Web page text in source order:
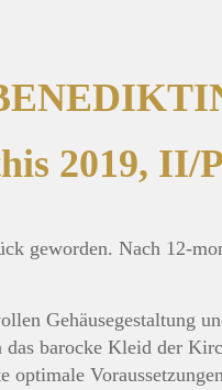
2019, II/
geworden. Nach 12-
Gehäusegestaltung
barocke Kleid der
optimale